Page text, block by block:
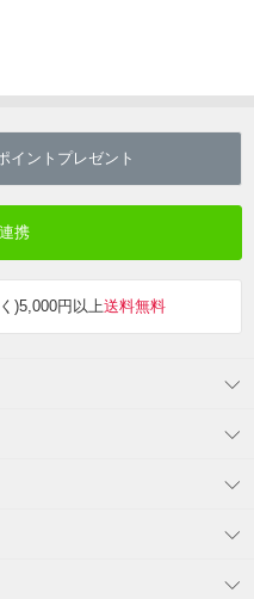
イントプレゼント
携
)5,000円以上送料無料